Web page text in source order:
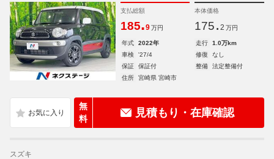
支払総額
185.9 万円
本体価格
175. 2 万円
年式 2022年 走行
1.0万km
車検
'27/4 修復
なし
保証
保証付 整備
法定整備付
住所
宮崎県 宮崎市
無
料
見積もり・在庫確認
スズキ